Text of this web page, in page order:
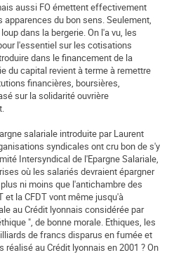
aussi FO émettent effectivement
du bon sens. Seulement,
dans la bergerie. On l'a vu, les
l'essentiel sur les cotisations
dans le financement de la
du capital revient à terme à remettre
financières, boursières,
sur la solidarité ouvrière
salariale introduite par Laurent
syndicales ont cru bon de s'y
Intersyndical de l'Epargne Salariale,
où les salariés devraient épargner
ni moins que l'antichambre des
et la CFDT vont même jusqu'à
au Crédit lyonnais considérée par
", de bonne morale. Ethiques, les
de francs disparus en fumée et
au Crédit lyonnais en 2001 ? On